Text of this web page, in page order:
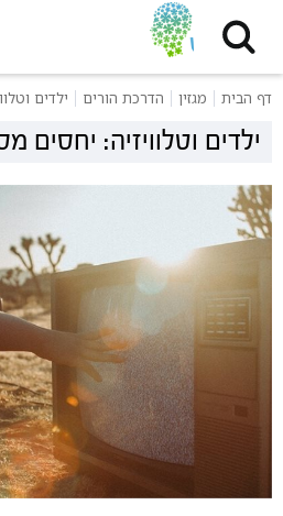
דף הבית מגזין הדרכת הורים ילדים
ילדים וטלוויזיה: יחסים